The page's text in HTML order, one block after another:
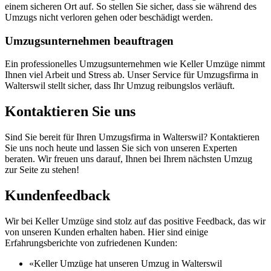
einem sicheren Ort auf. So stellen Sie sicher, dass sie während des
Umzugs nicht verloren gehen oder beschädigt werden.
Umzugsunternehmen beauftragen
Ein professionelles Umzugsunternehmen wie Keller Umzüge nimmt
Ihnen viel Arbeit und Stress ab. Unser Service für Umzugsfirma in
Walterswil stellt sicher, dass Ihr Umzug reibungslos verläuft.
Kontaktieren Sie uns
Sind Sie bereit für Ihren Umzugsfirma in Walterswil? Kontaktieren
Sie uns noch heute und lassen Sie sich von unseren Experten
beraten. Wir freuen uns darauf, Ihnen bei Ihrem nächsten Umzug
zur Seite zu stehen!
Kundenfeedback
Wir bei Keller Umzüge sind stolz auf das positive Feedback, das wir
von unseren Kunden erhalten haben. Hier sind einige
Erfahrungsberichte von zufriedenen Kunden:
«Keller Umzüge hat unseren Umzug in Walterswil